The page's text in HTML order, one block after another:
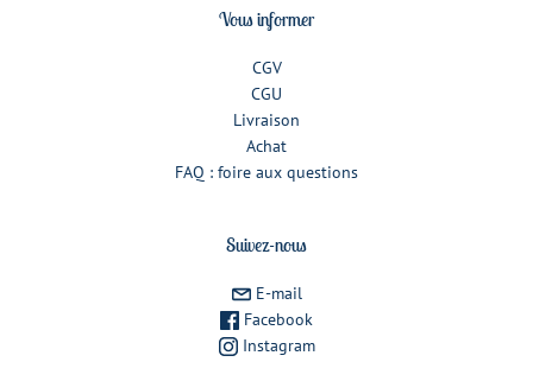
Vous informer
CGV
CGU
Livraison
Achat
FAQ : foire aux questions
Suivez-nous
E-mail
Facebook
Instagram